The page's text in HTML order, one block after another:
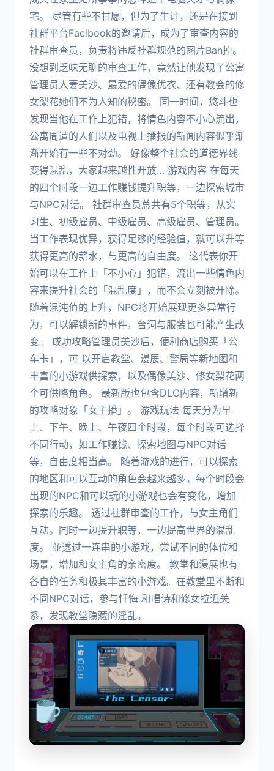
宅。 尽管有些不甘愿，但为了生计，还是在接到
社群平台Facibook的邀请后，成为了审查内容的
社群审查员，负责将违反社群规范的图片Ban掉。
没想到乏味无聊的审查工作，竟然让他发现了公寓
管理员人妻美沙、最爱的偶像优衣、还有教会的修
女梨花她们不为人知的秘密。 同一时间，悠斗也
发现当他在工作上犯错，将情色内容不小心流出，
公寓周遭的人们以及电视上播报的新闻内容似乎渐
渐开始有一些不对劲。 好像整个社会的道德界线
变得混乱，大家越来越性开放… 游戏内容 在每天
的四个时段一边工作赚钱提升职等，一边探索城市
与NPC对话。 社群审查员总共有5个职等，从实
习生、初级雇员、中级雇员、高级雇员、管理员。
当工作表现优异，获得足够的经验值，就可以升等
获得更高的薪水，与更高的自由度。 这代表你开
始可以在工作上「不小心」犯错，流出一些情色内
容来提升社会的「混乱度」，而不会立刻被开除。
随着混沌值的上升，NPC将开始展现更多异常行
为，可以解锁新的事件，台词与服装也可能产生改
变。 成功攻略管理员美沙后，便利商店购买「公
车卡」，可 以开启教堂、漫展、警局等新地图和
丰富的小游戏供探索，以及偶像美沙、修女梨花两
个可供略角色。 最新版也包含DLC内容，新增新
的攻略对象「女主播」。 游戏玩法 每天分为早
上、下午、晚上、午夜四个时段，每个时段可选择
不同行动，如工作赚钱、探索地图与NPC对话
等，自由度相当高。 随着游戏的进行，可以探索
的地区和可以互动的角色会越来越多。每个时段会
出现的NPC和可以玩的小游戏也会有变化，增加
探索的乐趣。 透过社群审查的工作，与女主角们
互动。同时一边提升职等，一边提高世界的混乱
度。 並透过一连串的小游戏，尝试不同的体位和
场景，增加和女主角的亲密度。 教堂和漫展也有
各自的任务和极其丰富的小游戏。在教堂里不断和
不同NPC对话，参与忏悔 和唱诗和修女拉近关
系，发现教堂隐藏的淫乱。